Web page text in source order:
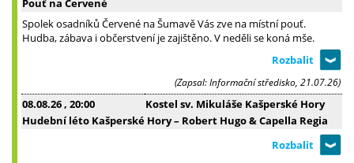
Pouť na Červené
Spolek osadníků Červené na Šumavě Vás zve na místní pouť.
Hudba, zábava i občerstvení je zajištěno. V neděli se koná mše.
(Zapsal: Informační středisko, 21.07.26)
08.08.26, 20:00
Kostel sv. Mikuláše Kašperské Hory
Hudební léto Kašperské Hory – Robert Hugo & Capella Regia